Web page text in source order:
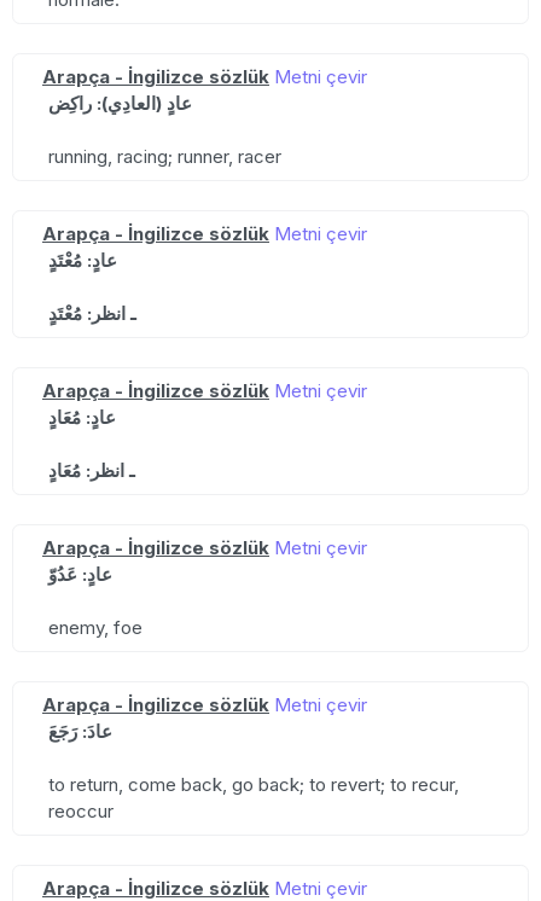
Arapça - İngilizce sözlük Metni çevir
عادٍ (العادِي): راكِض
running, racing; runner, racer
Arapça - İngilizce sözlük Metni çevir
عادٍ: مُعْتَدٍ
ـ انظر: مُعْتَدٍ
Arapça - İngilizce sözlük Metni çevir
عادٍ: مُعَادٍ
ـ انظر: مُعَادٍ
Arapça - İngilizce sözlük Metni çevir
عادٍ: عَدُوّ
enemy, foe
Arapça - İngilizce sözlük Metni çevir
عادَ: رَجَعَ
to return, come back, go back; to revert; to recur,
reoccur
Arapça - İngilizce sözlük Metni çevir